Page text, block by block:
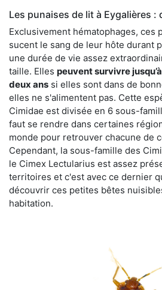
Les punaises de lit à Eygalières :
Exclusivement hématophages, ces
sucent le sang de leur hôte durant
une durée de vie assez
taille. Elles peuvent survivre
deux ans si elles sont dans de
elles ne s'alimentent pas. Cette
Cimidae est divisée en 6 sous-
faut se rendre dans certaines
monde pour retrouver chacune de
Cependant, la sous-famille des
le Cimex Lectularius est assez
territoires et c'est avec ce dernier
découvrir ces petites bêtes
habitation.